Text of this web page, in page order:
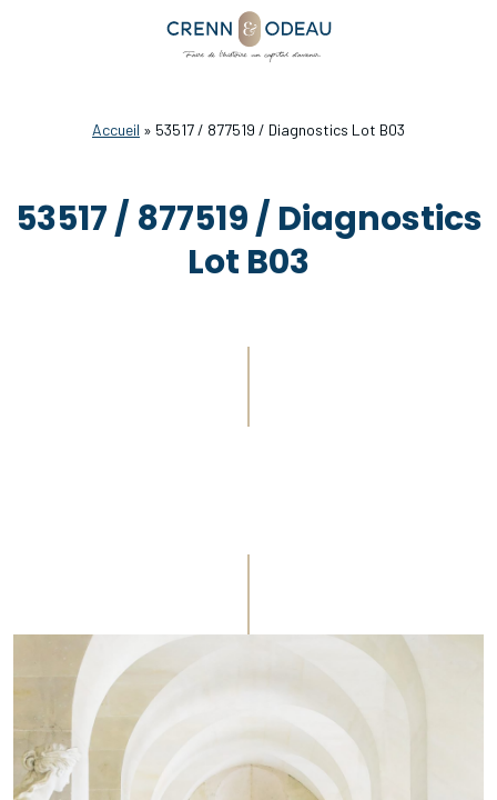
Accueil » 53517 / 877519 / Diagnostics Lot B03
53517 / 877519 / Diagnostics
Lot B03